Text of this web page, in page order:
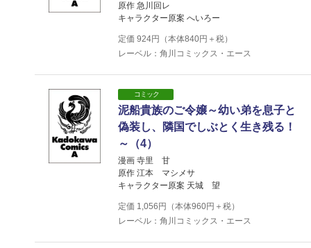
原作 急川回レ
キャラクター原案 へいろー
定価 924円（本体840円＋税）
レーベル：角川コミックス・エース
コミック
泥船貴族のご令嬢～幼い弟を息子と
偽装し、隣国でしぶとく生き残る！
～（4）
漫画 寺里 甘
原作 江本 マシメサ
キャラクター原案 天城 望
定価 1,056 円（本体960円＋税）
レーベル：角川コミックス・エース